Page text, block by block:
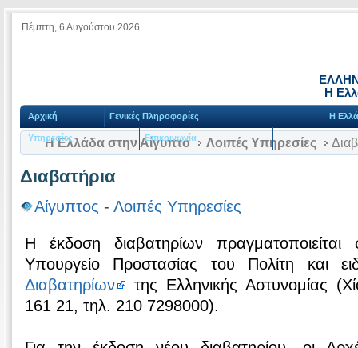
Πέμπτη, 6 Αυγούστου 2026
Η
Αρχική Γενικές Πληροφορίες Η
Υπηρεσίες Επικοινωνία
Η Ελλάδα στην Αίγυπτο Λοιπές Υπηρεσίες
Διαβατήρια
Αίγυπτος - Λοιπές Υπηρεσίες
Η έκδοση διαβατηρίων
Υπουργείο Προστασίας του Πολίτη και
Διαβατηρίων
της Ελληνικής Αστυνομίας
161 21, τηλ. 210 7298000).